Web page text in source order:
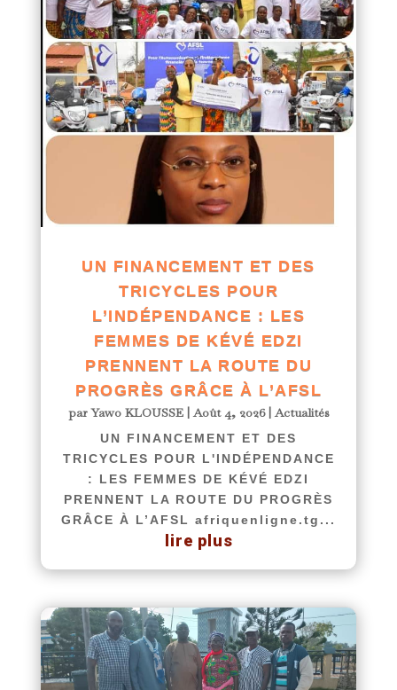
UN FINANCEMENT ET DES
TRICYCLES POUR
L’INDÉPENDANCE : LES
FEMMES DE KÉVÉ EDZI
PRENNENT LA ROUTE DU
PROGRÈS GRÂCE À L’AFSL
parYawo KLOUSSE| Août 4, 2026| Actualités
UN FINANCEMENT ET DES
TRICYCLES POUR L'INDÉPENDANCE
: LES FEMMES DE KÉVÉ EDZI
PRENNENT LA ROUTE DU PROGRÈS
GRÂCE À L’AFSL afriquenligne.tg...
lire plus